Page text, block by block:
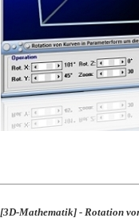
[3D-Mathematik] - Rotation